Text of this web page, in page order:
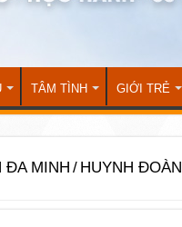
TÂM TÌNH GIỚI TRẺ
ĐA MINH / HUYNH ĐOÀN